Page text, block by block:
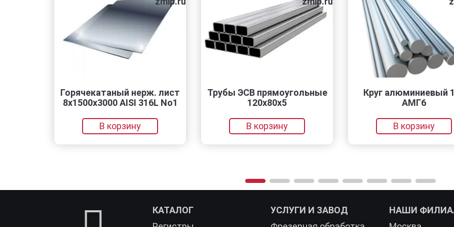
Горячекатаный нерж. лист
8х1500х3000 AISI 316L No1
В корзину
Трубы ЭСВ прямоугольные
120х80х5
В корзину
Круг алюминиевый 160
В корзину
КАТАЛОГ
УСЛУГИ И ЗАВОД
НАШИ